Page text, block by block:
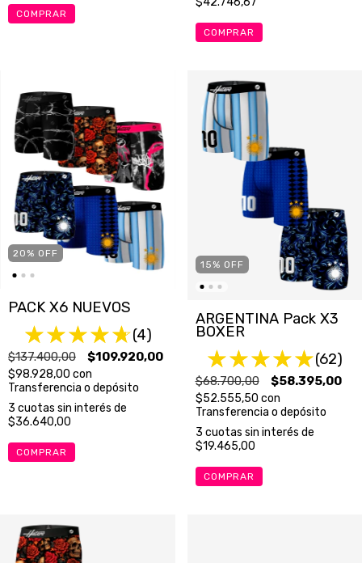
COMPRAR
COMPRAR
20 % OFF
PACK X6 NUEVOS
(4)
$137.400,00 $109.920,00
$98.928,00 con
Transferencia o depósito
3 cuotas sin interés de
$36.640,00
COMPRAR
15 % OFF
ARGENTINA Pack X3
BOXER
(62)
$68.700,00 $58.395,00
$52.555,50 con
Transferencia o depósito
3 cuotas sin interés de
$19.465,00
COMPRAR